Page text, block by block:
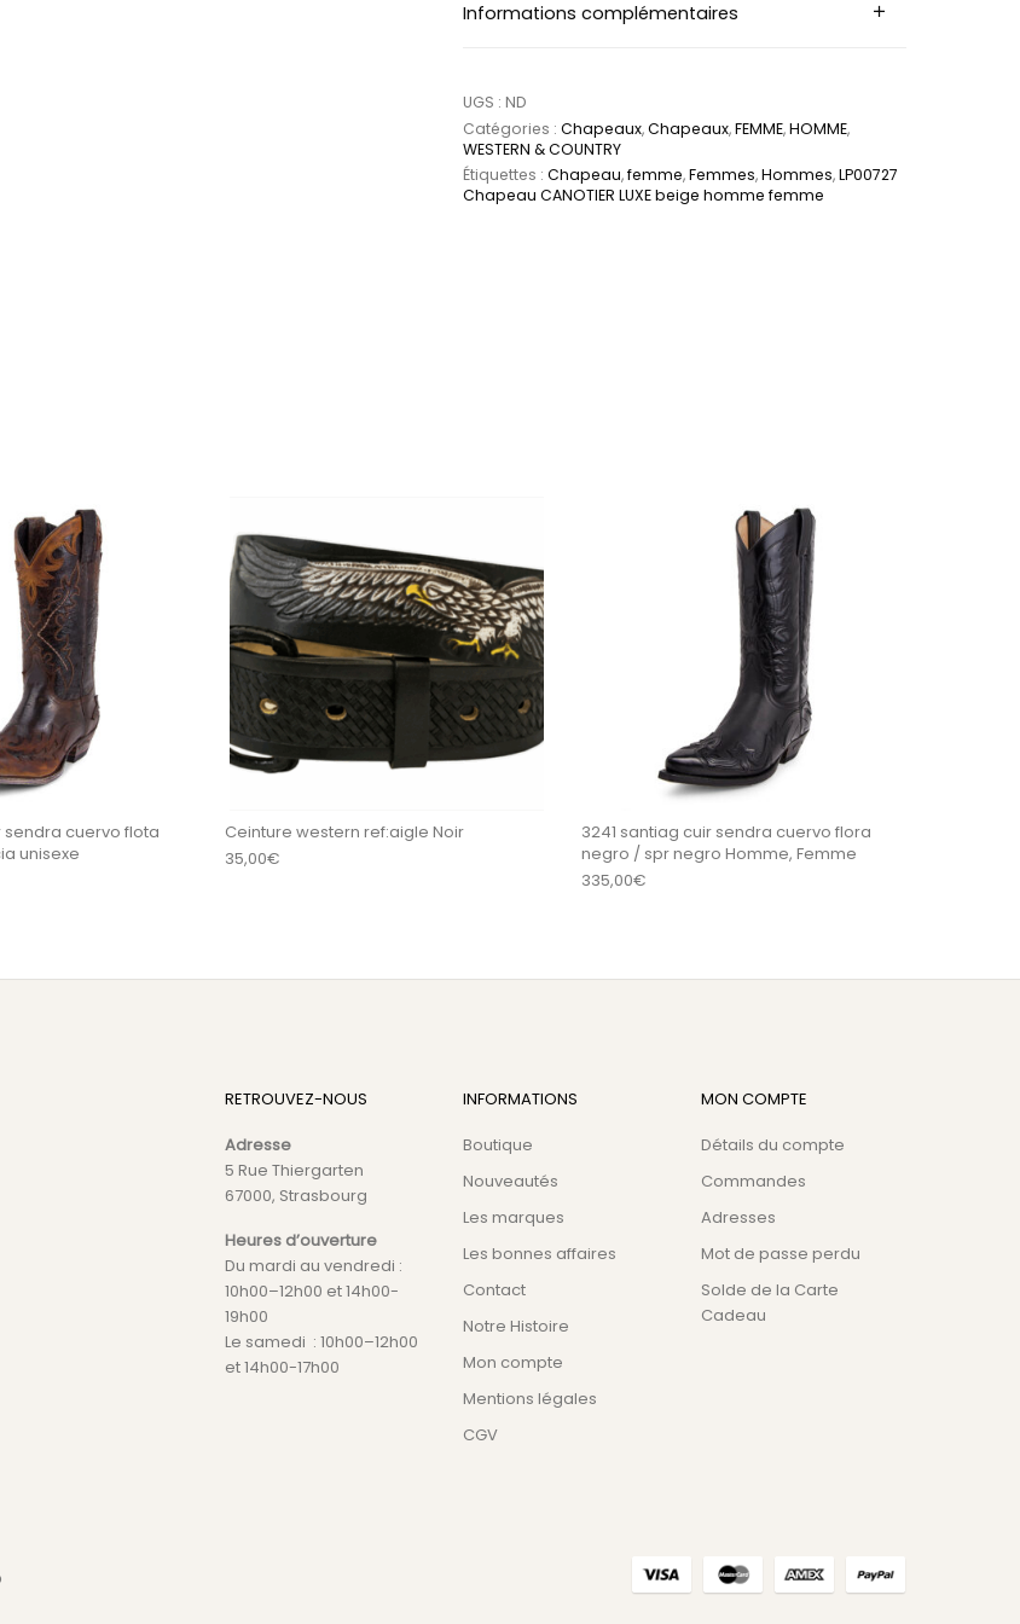
Informations complémentaires
UGS : ND
Catégories : Chapeaux,Chapeaux,FEMME,HOMME,
WESTERN & COUNTRY
Étiquettes : Chapeau,femme,Femmes,Hommes,LP00727
Chapeau CANOTIER LUXE beige homme femme
variations. Les options peuvent être choisies sur la page du produit
sendra cuervo flota
unisexe
Ce produit a plusieurs variations. Les options peuvent être choisies sur la page du
Ceinture western ref:aigle Noir
35,00€
Ce produit a plusieurs variations. Les options
3241 santiag cuir sendra cuervo flora
negro / spr negro Homme, Femme
335,00€
RETROUVEZ-NOUS
Adresse
5 Rue Thiergarten
67000, Strasbourg
Heures d’ouverture
Du mardi au vendredi :
10h00–12h00 et 14h00-
19h00
Le samedi : 10h00–12h00
et 14h00-17h00
INFORMATIONS
Boutique
Nouveautés
Les marques
Les bonnes affaires
Contact
Notre Histoire
Mon compte
Mentions légales
CGV
MON COMPTE
Détails du compte
Commandes
Adresses
Mot de passe perdu
Solde de la Carte
Cadeau